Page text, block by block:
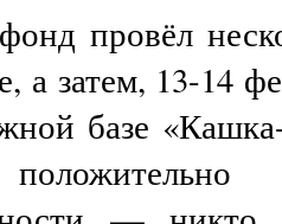
провёл
а затем, 13-14
базе